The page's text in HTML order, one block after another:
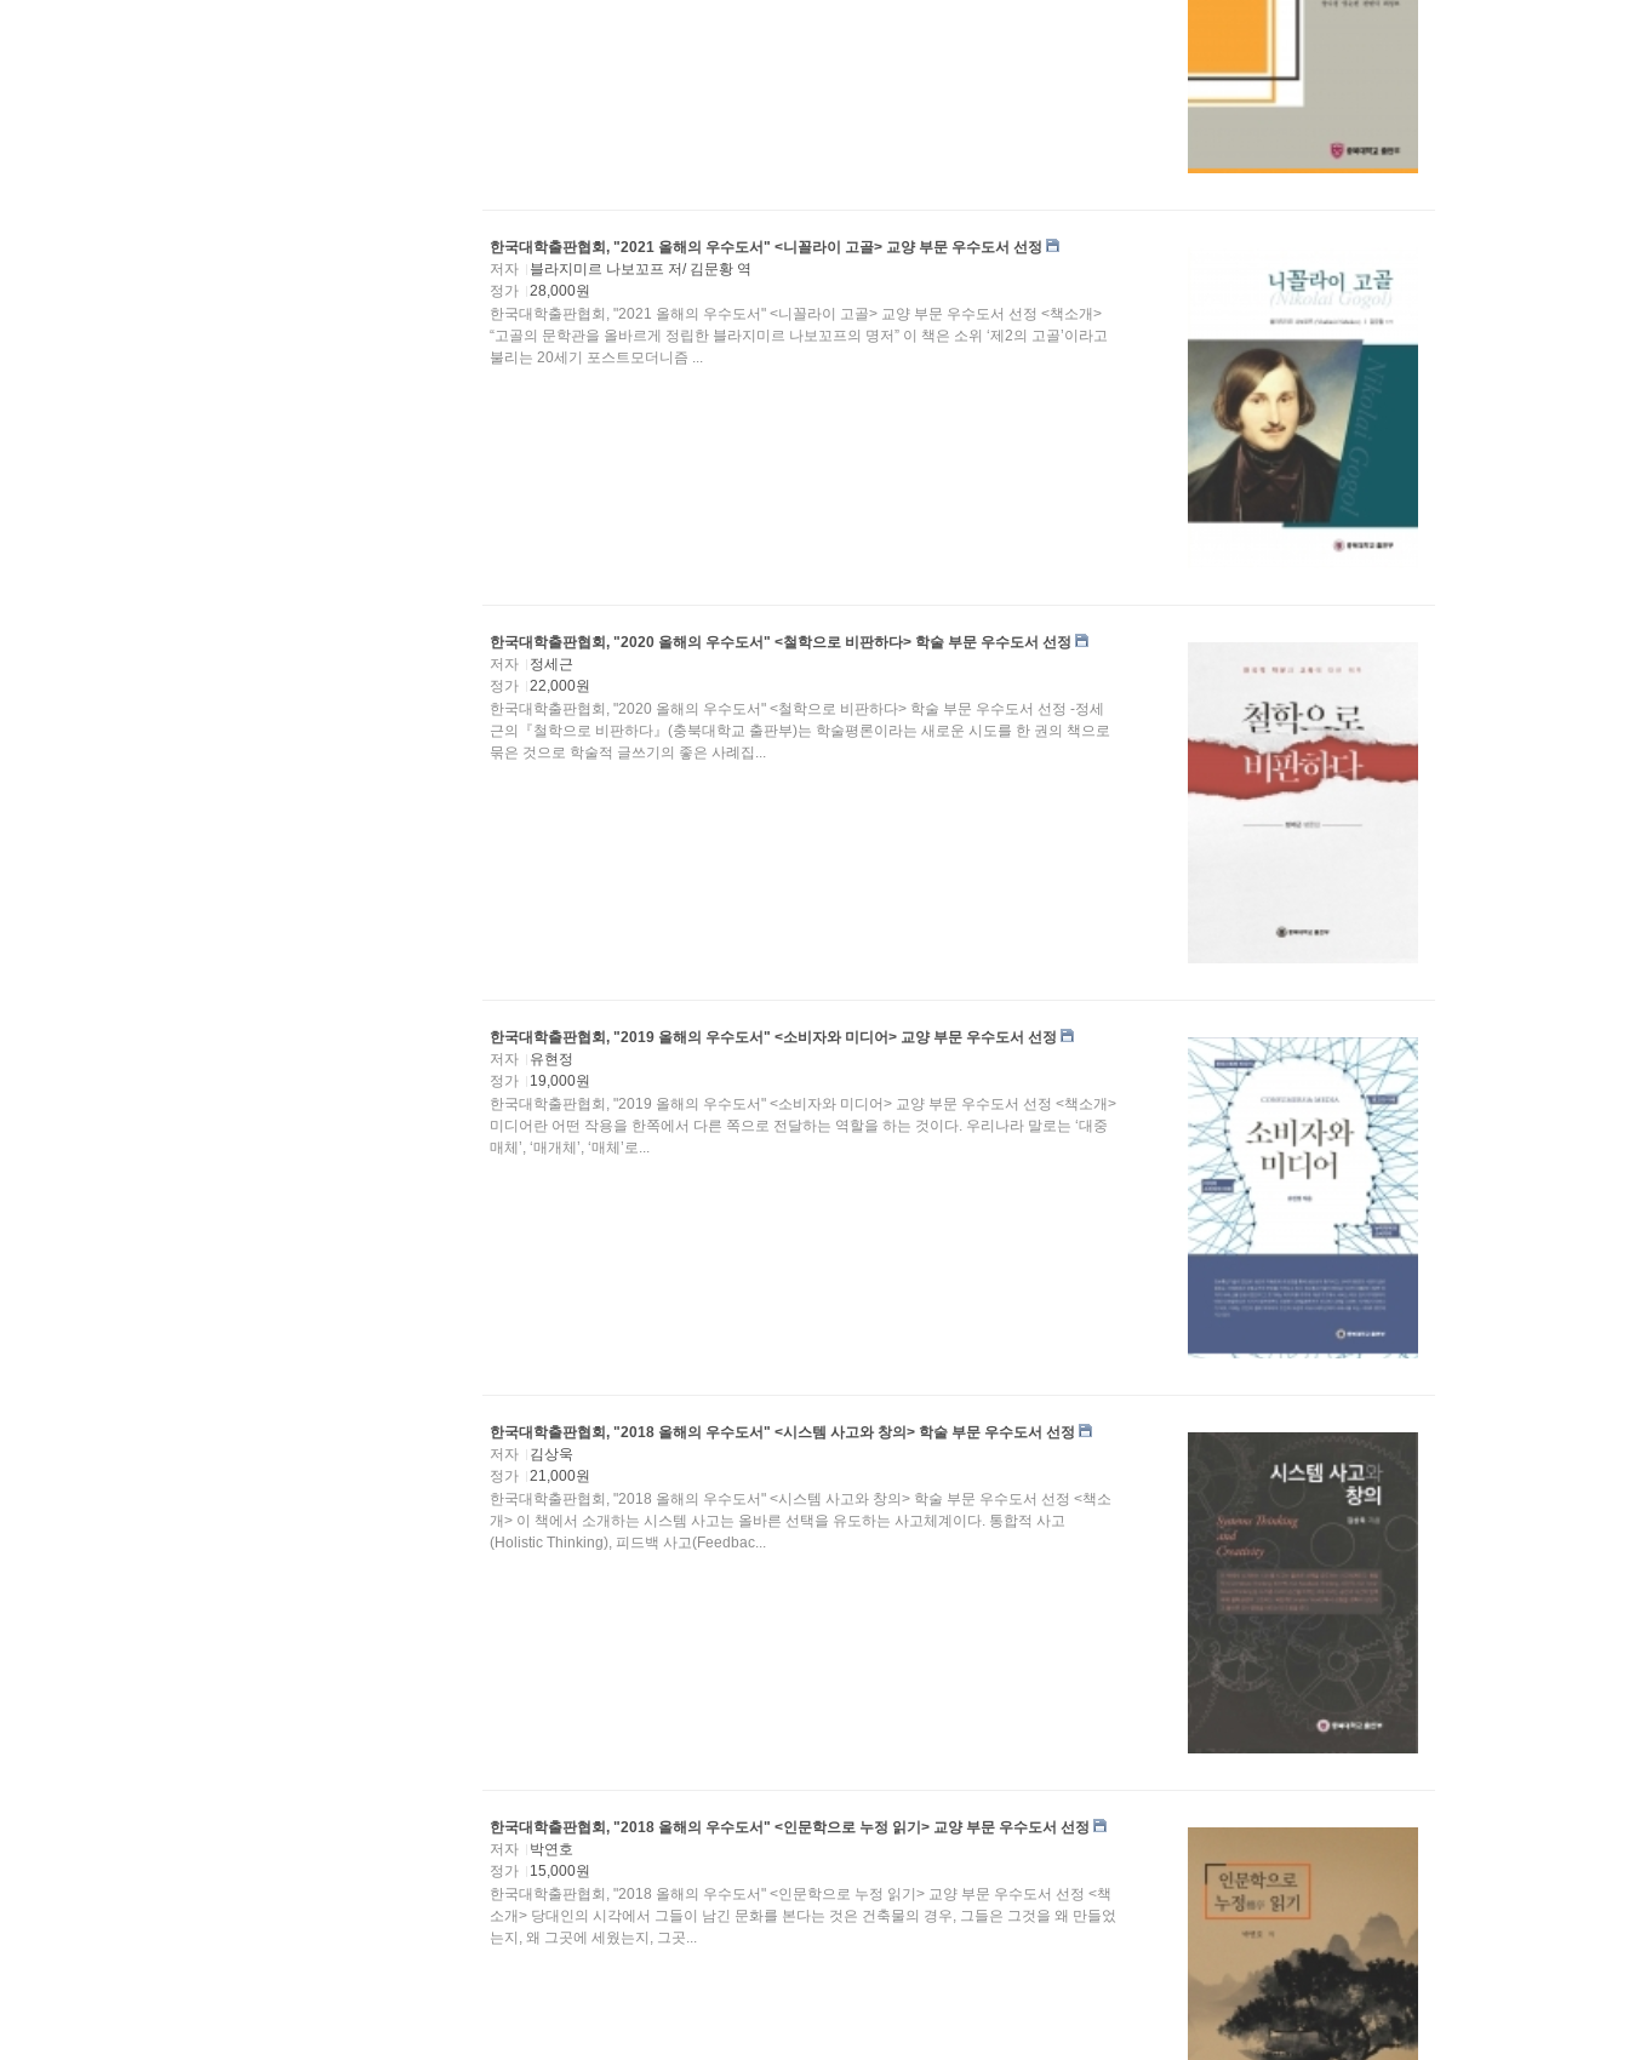
한국대학출판협회, "2021 올해의 우수도서" <니꼴라이 고골> 교양 부문 우수도서 선정
저자
블라지미르 나보꼬프 저/ 김문황 역
정가
28,000원
한국대학출판협회, "2021 올해의 우수도서" <니꼴라이 고골> 교양 부문 우수도서 선정 <책소개>
“고골의 문학관을 올바르게 정립한 블라지미르 나보꼬프의 명저” 이 책은 소위 ‘제2의 고골’이라고
불리는 20세기 포스트모더니즘 ...
한국대학출판협회, "2020 올해의 우수도서" <철학으로 비판하다> 학술 부문 우수도서 선정
저자
정세근
정가
22,000원
한국대학출판협회, "2020 올해의 우수도서" <철학으로 비판하다> 학술 부문 우수도서 선정 -정세
근의『철학으로 비판하다』(충북대학교 출판부)는 학술평론이라는 새로운 시도를 한 권의 책으로
묶은 것으로 학술적 글쓰기의 좋은 사례집...
한국대학출판협회, "2019 올해의 우수도서" <소비자와 미디어> 교양 부문 우수도서 선정
저자
유현정
정가
19,000원
한국대학출판협회, "2019 올해의 우수도서" <소비자와 미디어> 교양 부문 우수도서 선정 <책소개>
미디어란 어떤 작용을 한쪽에서 다른 쪽으로 전달하는 역할을 하는 것이다. 우리나라 말로는 ‘대중
매체’, ‘매개체’, ‘매체’로...
한국대학출판협회, "2018 올해의 우수도서" <시스템 사고와 창의> 학술 부문 우수도서 선정
저자
김상욱
정가
21,000원
한국대학출판협회, "2018 올해의 우수도서" <시스템 사고와 창의> 학술 부문 우수도서 선정 <책소
개> 이 책에서 소개하는 시스템 사고는 올바른 선택을 유도하는 사고체계이다. 통합적 사고
(Holistic Thinking), 피드백 사고(Feedbac...
한국대학출판협회, "2018 올해의 우수도서" <인문학으로 누정 읽기> 교양 부문 우수도서 선정
저자
박연호
정가
15,000원
한국대학출판협회, "2018 올해의 우수도서" <인문학으로 누정 읽기> 교양 부문 우수도서 선정 <책
소개> 당대인의 시각에서 그들이 남긴 문화를 본다는 것은 건축물의 경우, 그들은 그것을 왜 만들었
는지, 왜 그곳에 세웠는지, 그곳...